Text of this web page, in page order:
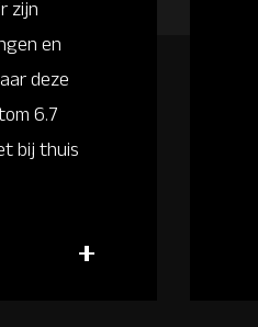
zijn
en
deze
6.7
bij thuis